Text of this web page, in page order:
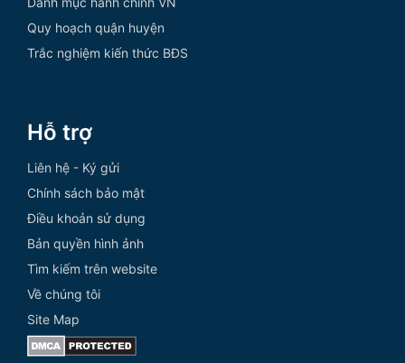
Quy hoạch quận huyện
Trắc nghiệm kiến thức BĐS
Hỗ trợ
Liên hệ - Ký gửi
Chính sách bảo mật
Điều khoản sử dụng
Bản quyền hình ảnh
Tìm kiếm trên website
Về chúng tôi
Site Map